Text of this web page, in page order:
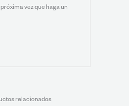
vez que haga un
relacionados